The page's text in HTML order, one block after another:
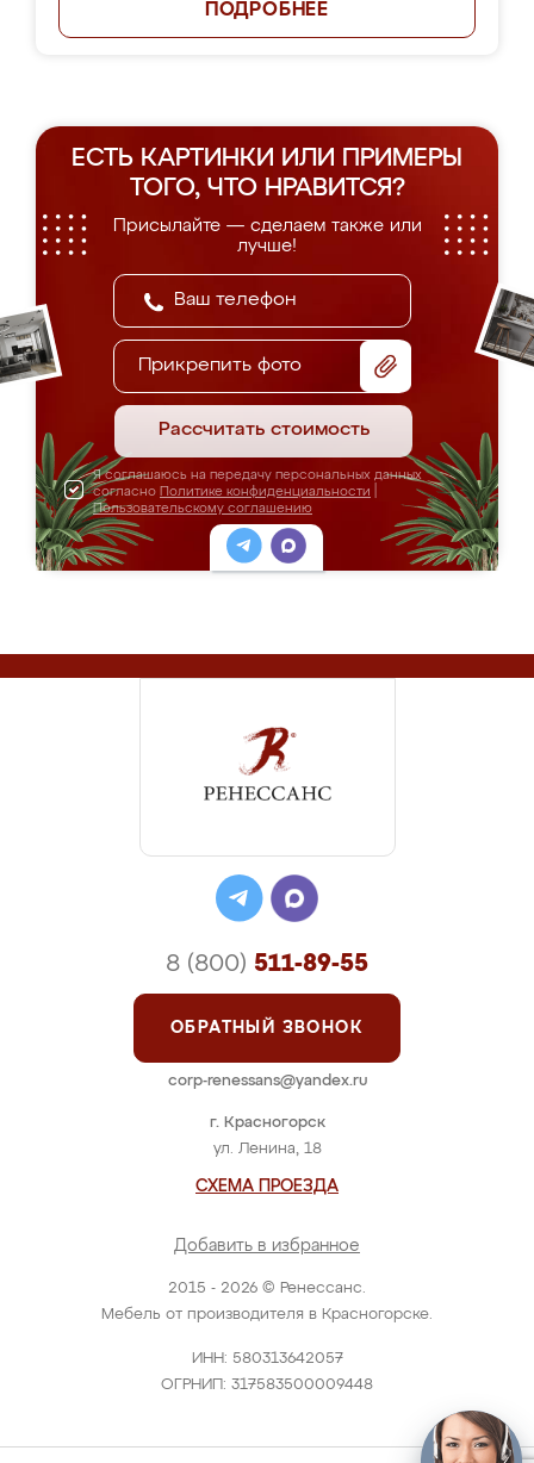
ПОДРОБНЕЕ
ЕСТЬ КАРТИНКИ ИЛИ ПРИМЕРЫ
ТОГО, ЧТО НРАВИТСЯ?
Присылайте — сделаем также или
лучше!
Прикрепить фото
Рассчитать стоимость
Я соглашаюсь на передачу персональных данных
согласно Политике конфиденциальности
Пользовательскому соглашению
2015 - 2026 © Ренессанс.
Мебель от производителя в Красногорске.
ИНН: 580313642057
ОГРНИП: 317583500009448
г. Красногорск
ул. Ленина, 18
СХЕМА ПРОЕЗДА
Добавить в избранное
8 (800) 511-89-55
ОБРАТНЫЙ ЗВОНОК
corp-renessans@yandex.ru